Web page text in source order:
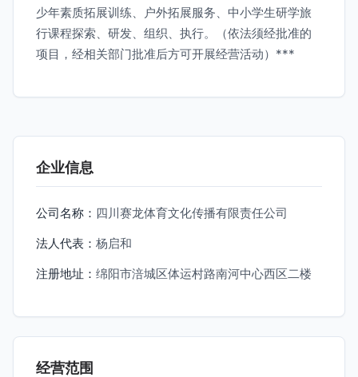
少年素质拓展训练、户外拓展服务、中小学生研学旅
行课程探索、研发、组织、执行。（依法须经批准的
项目，经相关部门批准后方可开展经营活动）***
企业信息
公司名称： 四川赛龙体育文化传播有限责任公司
法人代表： 杨启和
注册地址： 绵阳市涪城区体运村路南河中心西区二楼
经营范围